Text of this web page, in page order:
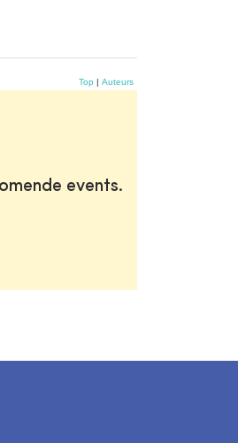
Top | Auteurs
events.